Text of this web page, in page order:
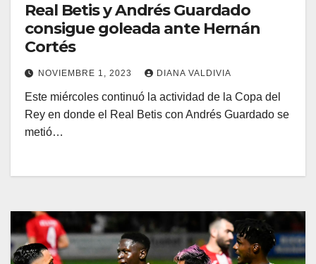
Real Betis y Andrés Guardado
consigue goleada ante Hernán
Cortés
NOVIEMBRE 1, 2023 DIANA VALDIVIA
Este miércoles continuó la actividad de la Copa del
Rey en donde el Real Betis con Andrés Guardado se
metió…